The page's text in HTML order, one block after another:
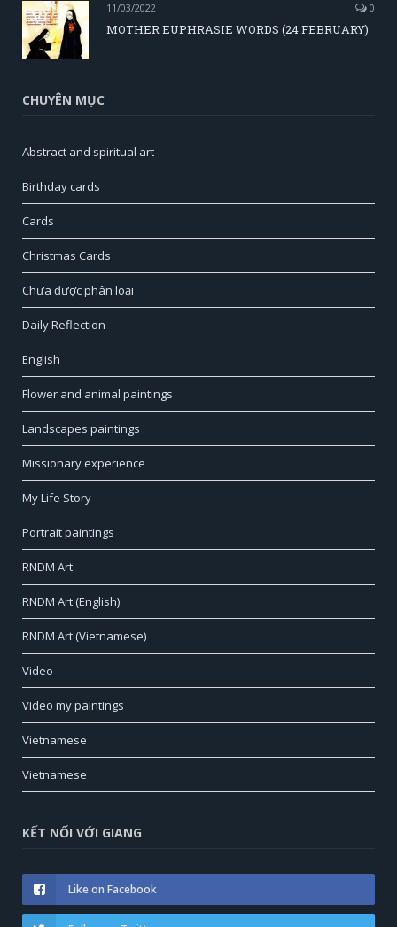
11/03/2022 0
MOTHER EUPHRASIE WORDS (24 FEBRUARY)
CHUYÊN MỤC
Abstract and spiritual art
Birthday cards
Cards
Christmas Cards
Chưa được phân loại
Daily Reflection
English
Flower and animal paintings
Landscapes paintings
Missionary experience
My Life Story
Portrait paintings
RNDM Art
RNDM Art (English)
RNDM Art (Vietnamese)
Video
Video my paintings
Vietnamese
Vietnamese
KẾT NỐI VỚI GIANG
Like on Facebook